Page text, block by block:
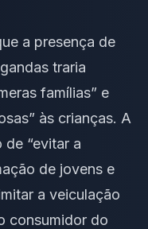
a presença de
traria
famílias” e
às crianças. A
“evitar a
de jovens e
a veiculação
consumidor do